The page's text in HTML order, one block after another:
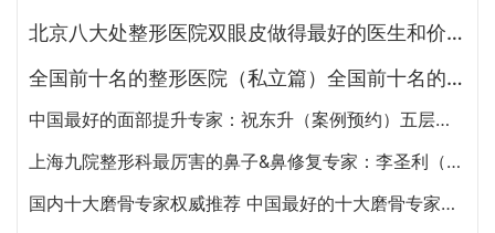
北京八大处整形医院双眼皮做得最好的医生和价格大全
全国前十名的整形医院（私立篇）全国前十名的私立整形医院排名大全
中国最好的面部提升专家：祝东升（案例预约）五层面部提升怎么样？
上海九院整形科最厉害的鼻子&鼻修复专家：李圣利（简介、案例、预约）
国内十大磨骨专家权威推荐 中国最好的十大磨骨专家排名